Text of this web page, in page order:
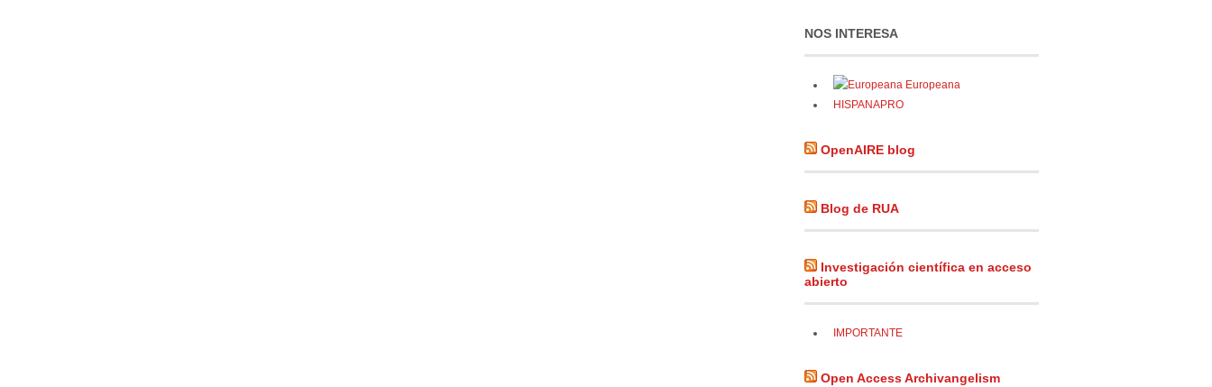
NOS INTERESA
Europeana
HISPANAPRO
OpenAIRE blog
Blog de RUA
Investigación científica en acceso
abierto
IMPORTANTE
Open Access Archivangelism